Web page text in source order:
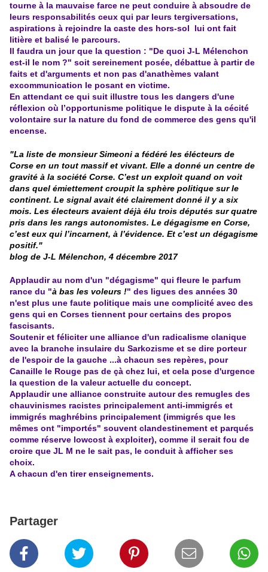
tourne à la mauvaise farce ne peut conduire à absoudre de
leurs responsabilités ceux qui par leurs tergiversations,
aspirations à rejoindre la caste des hors-sol lui ont fait
litière et balisé le parcours.
Il faudra un jour que la question : "De quoi J-L Mélenchon
est-il le nom ?" soit sereinement posée, débattue à partir de
faits et d'arguments et non pas d'anathèmes valant
excommunication le posant en victime.
En attendant ce qui suit illustre tous les dangers d'une
réflexion où l’opportunisme politique le dispute à la cécité
volontaire sur la nature du fond de commerce des gens qu'il
encense.
"La liste de monsieur Simeoni a fédéré les élécteurs de
Corse en un tout massif et vivant. Elle a donné un centre de
gravité à la société Corse. C’est un exploit quand on voit
dans quel émiettement croupit la sphère politique sur le
continent. Le signal avait été clairement donné il y a six
mois. Les électeurs avaient déjà élu trois députés sur quatre
pris dans les rangs autonomistes. Le dégagisme en Corse,
c’est eux qui l’incarnent, à l’évidence. Et c’est un dégagisme
positif."
blog de J-L Mélenchon, 4 décembre 2017
Applaudir au nom d'un "dégagisme" qui fleure le parfum
rance du "à bas les voleurs !" des ligues des années 30
n'est plus une faute politique mais une complicité avec des
gens qui en Corses tiennent pour certains des propos
fascisants.
Soutenir et féliciter une alliance d'un radicalisme clanique
avec la branche insulaire du Sarkozisme et se dire porteur
de l'espoir de la gauche ...à chacun ses repères, pour
Canaille le Rouge pas de çà chez lui, et cela pose d'urgence
la question de la valeur actuelle du concept.
Applaudir une alliance construite autour des remugles des
chauvinismes racistes principalement anti-immigrés et
immigrés maghrébins principalement (immigrés que les
mêmes ont "importés" souvent clandestinement et parqués
comme réserve lowcost à exploiter), comme il serait fou de
croire que JL M ne le sait pas, le conduit à afficher ses
choix.
A chacun d'en tirer enseignements.
Partager